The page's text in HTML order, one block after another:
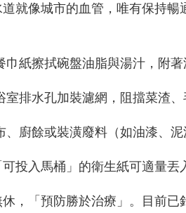
就像城市的血管，唯有保持
紙擦拭碗盤油脂與湯汁，附
排水孔加裝濾網，阻擋菜渣、
廚餘或裝潢廢料（如油漆、泥
投入馬桶」的衛生紙可適量丟
，「預防勝於治療」。目前